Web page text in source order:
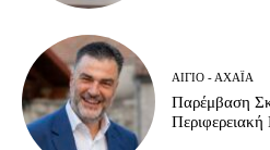
ΑΊΓΙΟ - ΑΧΑΪ́Α
Παρέμβαση